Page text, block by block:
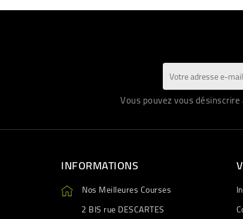
Vous pouvez vous
INFORMATIONS
Nos Meilleures Courses
2 BIS rue DESCARTES